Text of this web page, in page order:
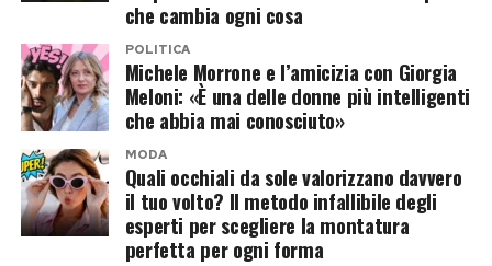
Un messaggio che, nelle ultime ore, ha raccolto
numerosi apprezzamenti anche tra chi aveva
seguito con passione la loro storia all’interno del
villaggio.
Post Views: 208
con Danilo D’Angelo sarebbe iniziata dopo la
conclusione delle registrazioni del reality.
La creator sostiene che l’ex protagonista di
Temptation Island
ormai single e libero da qualsiasi legame con
Francesca Coppola. Da lì sarebbe nata una
frequentazione durata alcune settimane.
che cambia ogni cosa
POLITICA
Michele Morrone e l’amicizia con Giorgia
Meloni: «È una delle donne più intelligenti
che abbia mai conosciuto»
MODA
Quali occhiali da sole valorizzano davvero
il tuo volto? Il metodo infallibile degli
esperti per scegliere la montatura
perfetta per ogni forma